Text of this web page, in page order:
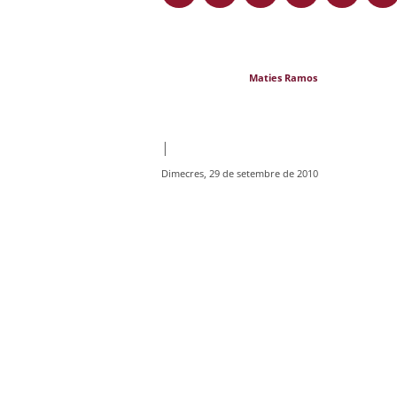
Maties Ramos
|
Dimecres, 29 de setembre de 2010